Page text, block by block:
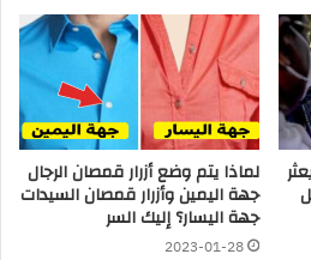
لماذا يتم وضع أزرار قمصان الرجال
جهة اليمين وأزرار قمصان السيدات
جهة اليسار؟ إليك السر
2023-01-28